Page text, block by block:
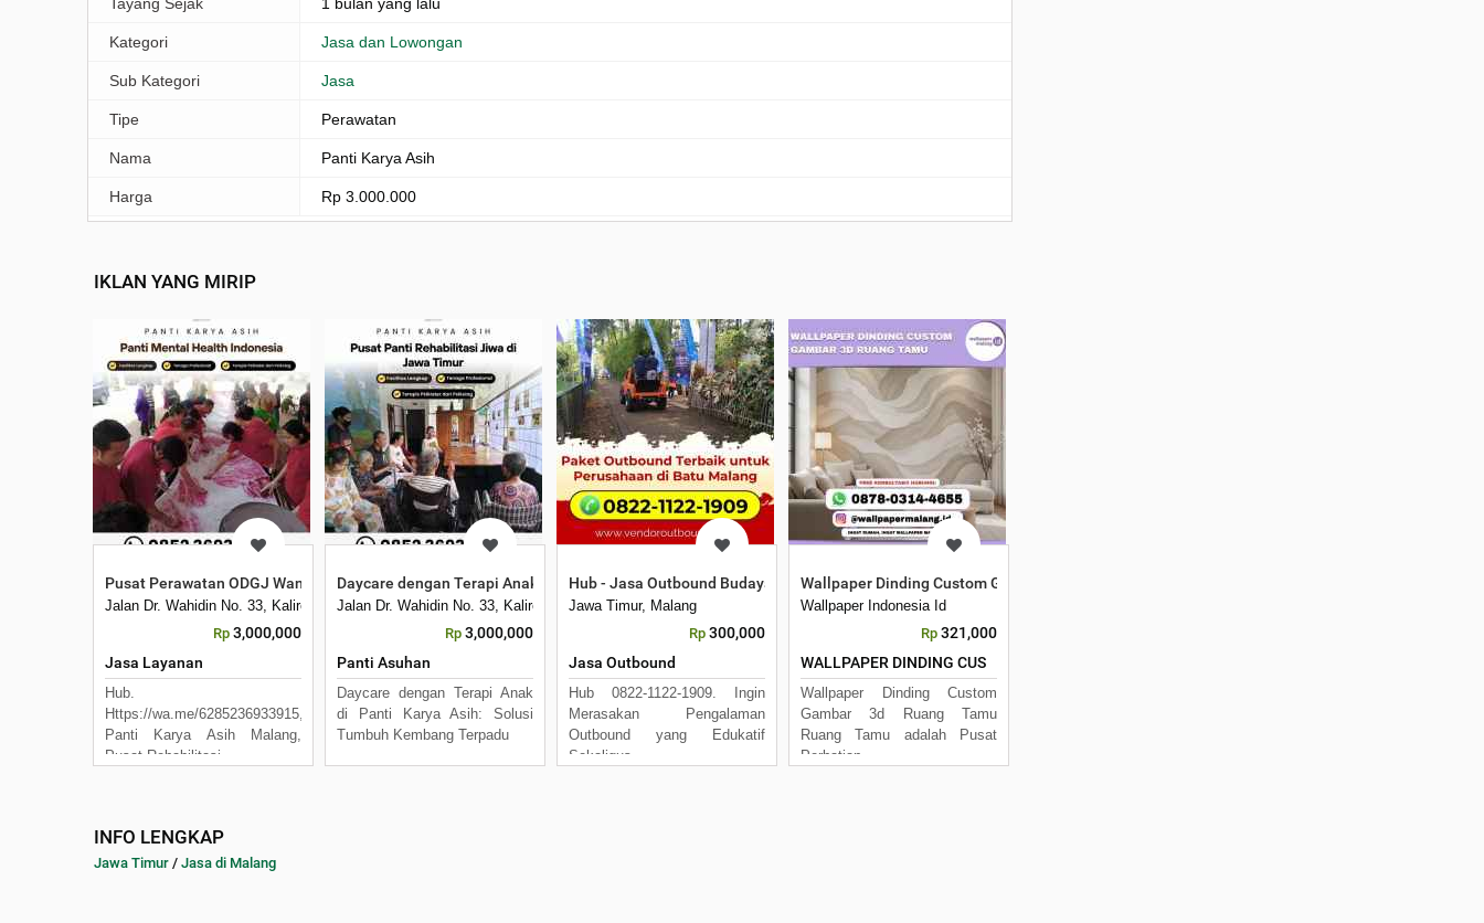
Kategori Jasa dan Lowongan
Sub Kategori Jasa
Tipe Perawatan
Nama Panti Karya Asih
Harga Rp 3.000.000
IKLAN YANG MIRIP
Pusat Perawatan ODGJ Wanita Dewasa di Indonesia Panti Karya Asih
Jalan Dr. Wahidin No. 33, Kalirejo, Kecamatan Lawang, Kabupaten Malang, Jawa Timur
Rp 3,000,000
Jasa Layanan
Hub.
Https://wa.me/6285236933915,
Panti Karya Asih Malang,
Pusat Rehabilitasi
Daycare dengan Terapi Anak di Panti Karya Asih
Jalan Dr. Wahidin No. 33, Kalirejo, Kecamatan Lawang, Kabupaten Malang, Jawa Timur
Rp 3,000,000
Panti Asuhan
Daycare dengan Terapi Anak
di Panti Karya Asih: Solusi
Tumbuh Kembang Terpadu
Hub - Jasa Outbound Budaya Belajar Membatik
Jawa Timur, Malang
Rp 300,000
Jasa Outbound
Hub 0822-1122-1909. Ingin
Merasakan Pengalaman
Outbound yang Edukatif
Sekaligus
Wallpaper Dinding Custom Gambar 3d Ruang Tamu
Wallpaper Indonesia Id
Rp 321,000
WALLPAPER DINDING CUS
Wallpaper Dinding Custom
Gambar 3d Ruang Tamu
Ruang Tamu adalah Pusat
Perhatian
INFO LENGKAP
Jawa Timur / Jasa di Malang